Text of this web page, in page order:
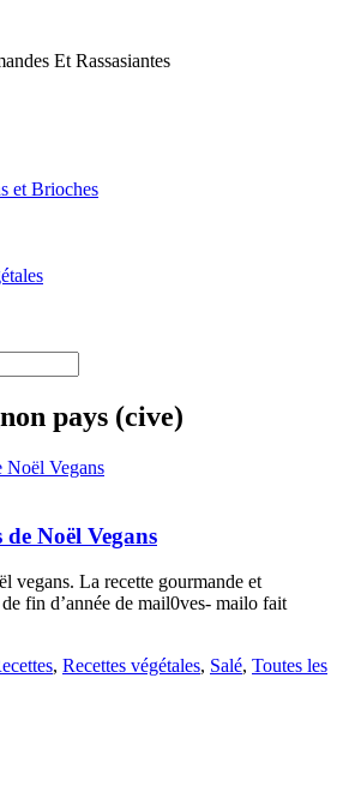
Et Rassasiantes
et Brioches
pays (cive)
Noël Vegans
vegans. La recette gourmande et
fin d’année de mail0ves- mailo fait
, Recettes végétales, Salé, Toutes les